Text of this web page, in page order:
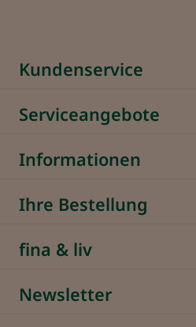
Kundenservice
Serviceangebote
Informationen
Ihre Bestellung
fina & liv
Newsletter